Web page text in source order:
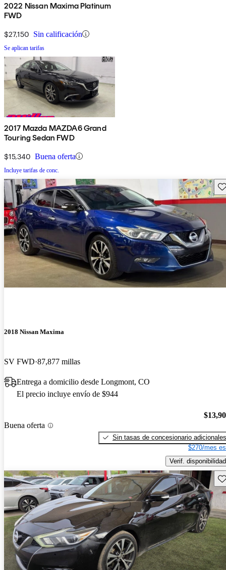
2022 Nissan Maxima Platinum
FWD
$27,150 Sin calificación
Se aplican tarifas
2017 Mazda MAZDA6 Grand
Touring Sedan FWD
$15,340 Buena oferta
Incluye tarifas de conc.
2018 Nissan Maxima
SV FWD 87,877 millas
Entrega a domicilio desde Longmont, CO
El precio incluye envío de $944
Buena oferta
Sin tasas de concesionario adicionales
$270/mes
Verif. disponibilidad